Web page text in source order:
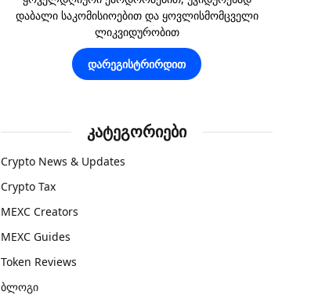
დაბალი საკომისიოებით და ყოვლისმომცველი
ლიკვიდურობით
დარეგისტრირდით
კატეგორიები
Crypto News & Updates
Crypto Tax
MEXC Creators
MEXC Guides
Token Reviews
ბლოგი